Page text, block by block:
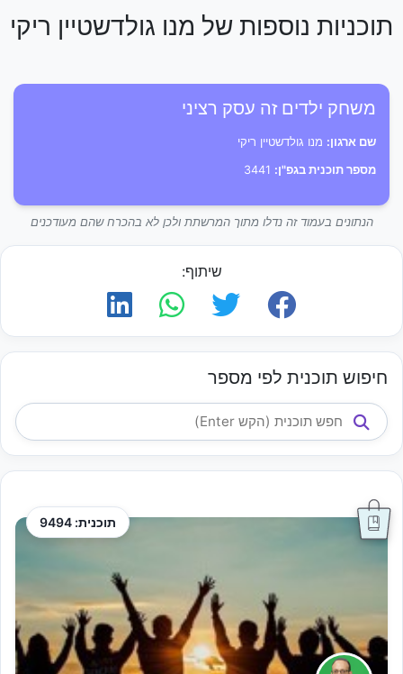
תוכניות נוספות של מנו גולדשטיין ריקי
משחק ילדים זה עסק רציני
שם ארגון: מנו גולדשטיין ריקי
מספר תוכנית בגפ"ן:
הנתונים בעמוד זה נדלו מתוך המרשתת ולכן לא בהכרח שהם מעודכנים
שיתוף:
חיפוש תוכנית לפי מספר
תוכנית: 9494